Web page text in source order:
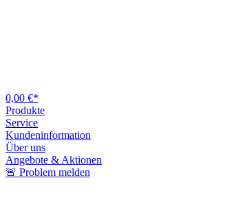
0,00 €*
Produkte
Service
Kundeninformation
Über uns
Angebote & Aktionen
🚨 Problem melden